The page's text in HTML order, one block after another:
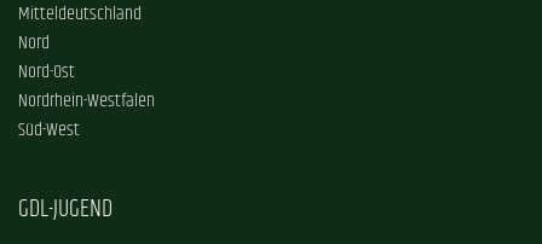
Mitteldeutschland
Nord
Nord-Ost
Nordrhein-Westfalen
Süd-West
GDL-JUGEND